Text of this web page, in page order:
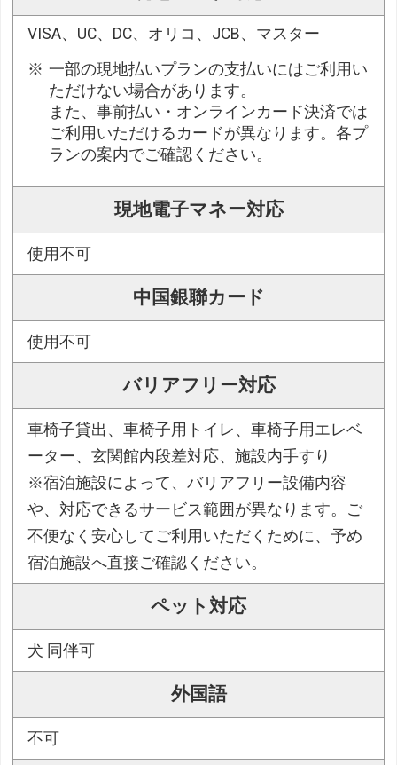
VISA、UC、DC、オリコ、JCB、マスター
一部の現地払いプランの支払いにはご利用い
ただけない場合があります。
また、事前払い・オンラインカード決済では
ご利用いただけるカードが異なります。各プ
ランの案内でご確認ください。
現地電子マネー対応
使用不可
中国銀聯カード
使用不可
バリアフリー対応
車椅子貸出、車椅子用トイレ、車椅子用エレベ
ーター、玄関館内段差対応、施設内手すり
※宿泊施設によって、バリアフリー設備内容
や、対応できるサービス範囲が異なります。ご
不便なく安心してご利用いただくために、予め
宿泊施設へ直接ご確認ください。
ペット対応
犬 同伴可
外国語
不可